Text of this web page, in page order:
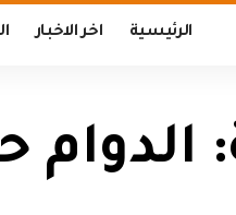
الرئيسية اخر الاخبار